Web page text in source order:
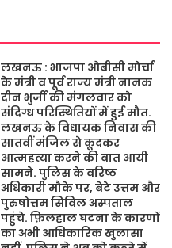
लखनऊ : भाजपा ओबीसी मोर्चा
के मंत्री व पूर्व राज्य मंत्री नानक
दीन भुर्जी की मंगलवार को
संदिग्ध परिस्थितियों में हुई मौत.
लखनऊ के विधायक निवास की
सातवीं मंजिल से कूदकर
आत्महत्या करने की बात आयी
सामने. पुलिस के वरिष्ठ
अधिकारी मौके पर, बेटे उत्तम और
पुरुषोत्तम सिविल अस्पताल
पहुंचे. फ़िलहाल घटना के कारणों
का अभी आधिकारिक खुलासा